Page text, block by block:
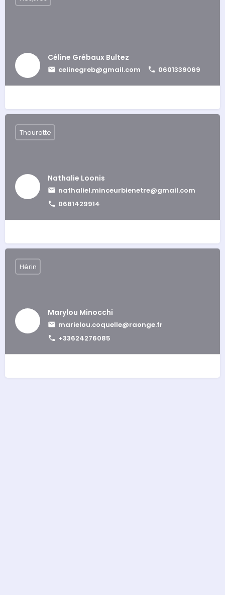
Céline Grébaux Bultez
celinegreb@gmail.com 0601339069
Nathalie Loonis
nathaliel.minceurbienetre@gmail.com
0681429914
Thourotte
Marylou Minocchi
marielou.coquelle@raonge.fr
+33624276085
Hérin